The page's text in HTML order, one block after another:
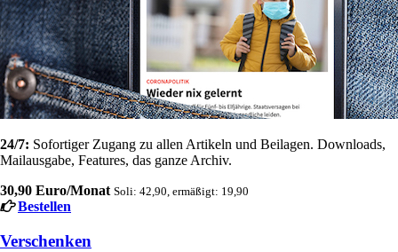
24/7: Sofortiger Zugang zu allen Artikeln und Beilagen. Downloads,
Mailausgabe, Features, das ganze Archiv.
30,90 Euro/Monat Soli: 42,90, ermäßigt: 19,90
Bestellen
Verschenken